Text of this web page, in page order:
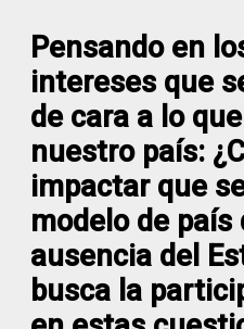
Pensando en
intereses que
de cara a lo
nuestro país:
impactar que
modelo de país
ausencia del
busca la